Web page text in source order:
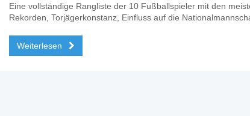
Eine vollständige Rangliste der 10 Fußballspieler mit den
Rekorden, Torjägerkonstanz, Einfluss auf die
Weiterlesen